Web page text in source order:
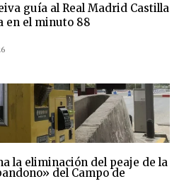
guía al Real Madrid Castilla
en el minuto 88
la eliminación del peaje de la
del Campo de